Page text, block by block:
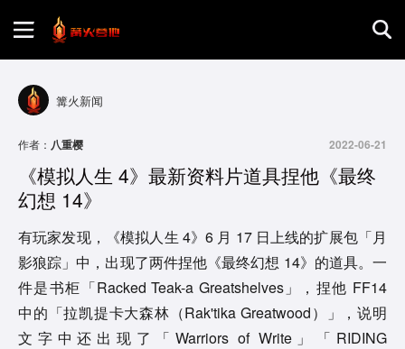
游戏评测
地图攻略
篝火新闻
作者： 八重樱 2022-06-21
《模拟人生 4》最新资料片道具捏他《最终
幻想 14》
有玩家发现，《模拟人生 4》6 月 17 日上线的扩展包「月
影狼踪」中，出现了两件捏他《最终幻想 14》的道具。一
件是书柜「Racked Teak-a Greatshelves」，捏他 FF14
中的「拉凯提卡大森林（Rak'tika Greatwood）」，说明
文字中还出现了「Warriors of Write」「RIDING